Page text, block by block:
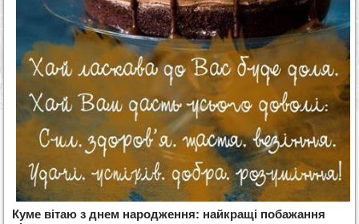
Куме вітаю з днем народження: найкращі побажання